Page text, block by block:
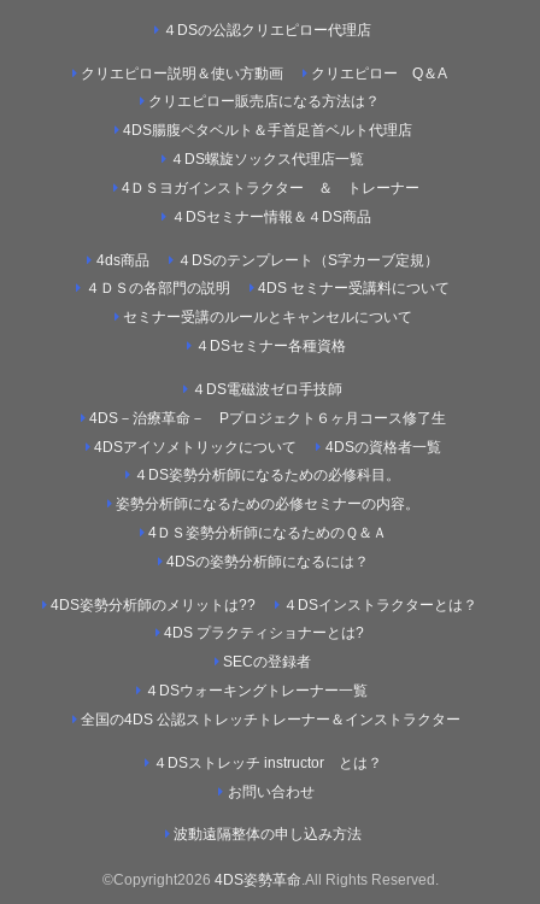
４DSの公認クリエピロー代理店
クリエピロー説明＆使い方動画
クリエピロー Q＆A
クリエピロー販売店になる方法は？
4DS腸腹ペタベルト＆手首足首ベルト代理店
４DS螺旋ソックス代理店一覧
4ＤＳヨガインストラクター ＆ トレーナー
４DSセミナー情報＆４DS商品
4ds商品
４DSのテンプレート（S字カーブ定規）
４ＤＳの各部門の説明
4DS セミナー受講料について
セミナー受講のルールとキャンセルについて
４DSセミナー各種資格
４DS電磁波ゼロ手技師
4DS－治療革命－ Pプロジェクト６ヶ月コース修了生
4DSアイソメトリックについて
4DSの資格者一覧
４DS姿勢分析師になるための必修科目。
姿勢分析師になるための必修セミナーの内容。
4ＤＳ姿勢分析師になるためのＱ＆Ａ
4DSの姿勢分析師になるには？
4DS姿勢分析師のメリットは??
４DSインストラクターとは？
4DS プラクティショナーとは?
SECの登録者
４DSウォーキングトレーナー一覧
全国の4DS 公認ストレッチトレーナー＆インストラクター
４DSストレッチ instructor とは？
お問い合わせ
波動遠隔整体の申し込み方法
©Copyright2026 4DS姿勢革命 .All Rights Reserved.